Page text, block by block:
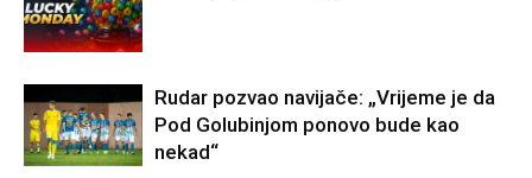
Rudar pozvao navijače: „Vrijeme je da
Pod Golubinjom ponovo bude kao
nekad“